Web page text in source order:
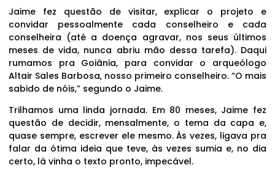
Jaime fez questão de visitar, explicar o projeto e
convidar pessoalmente cada conselheiro e cada
conselheira (até a doença agravar, nos seus últimos
meses de vida, nunca abriu mão dessa tarefa). Daqui
rumamos pra Goiânia, para convidar o arqueólogo
Altair Sales Barbosa, nosso primeiro conselheiro. “O mais
sabido de nóis,” segundo o Jaime.
Trilhamos uma linda jornada. Em 80 meses, Jaime fez
questão de decidir, mensalmente, o tema da capa e,
quase sempre, escrever ele mesmo. Às vezes, ligava pra
falar da ótima ideia que teve, às vezes sumia e, no dia
certo, lá vinha o texto pronto, impecável.